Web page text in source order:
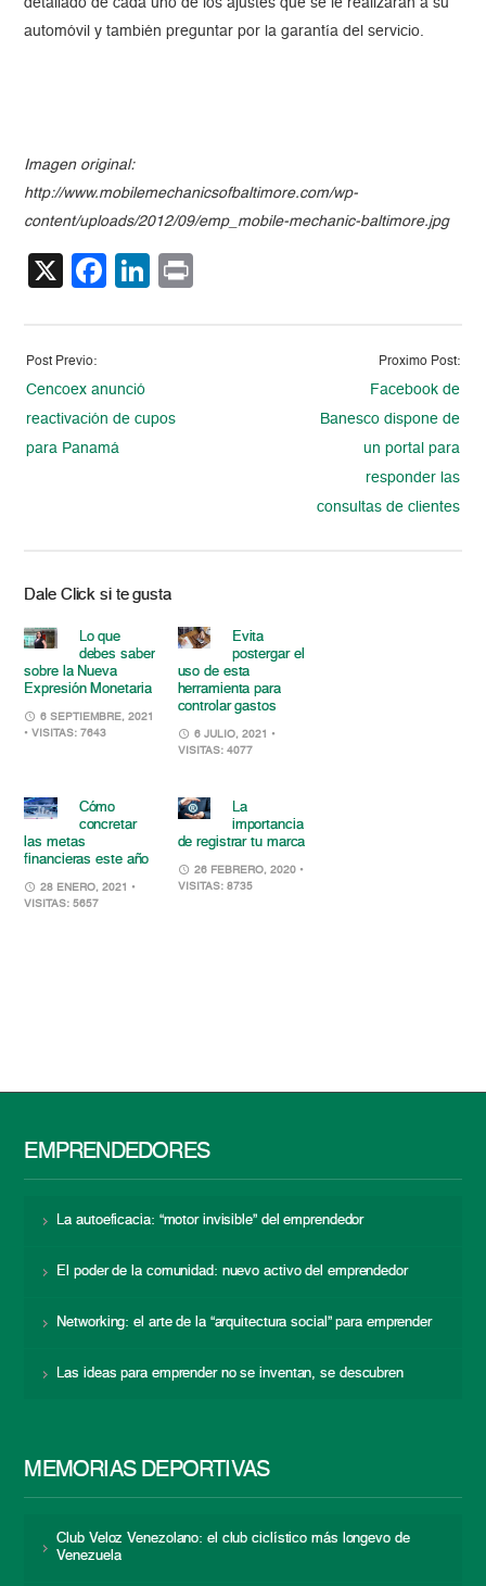
detallado de cada uno de los ajustes que se le realizarán a su
automóvil y también preguntar por la garantía del servicio.
Imagen original:
http://www.mobilemechanicsofbaltimore.com/wp-
content/uploads/2012/09/emp_mobile-mechanic-baltimore.jpg
X Facebook
LinkedIn
Post Previo:
Cencoex anunció
reactivación de cupos
para Panamá
Proximo Post:
Facebook de
Banesco dispone de
un portal para
responder las
consultas de clientes
Dale Click si te gusta
Lo que
debes saber
sobre la Nueva
Expresión Monetaria
6 SEPTIEMBRE, 2021
• VISITAS: 7643
Evita
postergar el
uso de esta
herramienta para
controlar gastos
6 JULIO, 2021
•
VISITAS: 4077
Cómo
concretar
las metas
financieras este año
28 ENERO, 2021 •
VISITAS: 5657
La
importancia
de registrar tu marca
26 FEBRERO, 2020 •
VISITAS: 8735
EMPRENDEDORES
La autoeficacia: “motor invisible” del emprendedor
El poder de la comunidad: nuevo activo del emprendedor
Networking: el arte de la “arquitectura social” para emprender
Las ideas para emprender no se inventan, se descubren
MEMORIAS DEPORTIVAS
Club Veloz Venezolano: el club ciclístico más longevo de
Venezuela